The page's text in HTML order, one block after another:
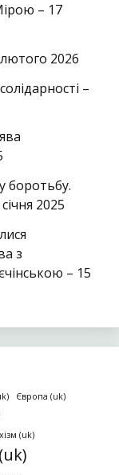
– 17
2026
–
боротьбу.
2025
з
– 15
Європа (uk)
(uk)